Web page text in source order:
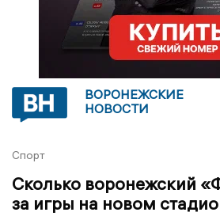
ВОРОНЕЖСКИЕ
НОВОСТИ
Спорт
Сколько воронежский
за игры на новом